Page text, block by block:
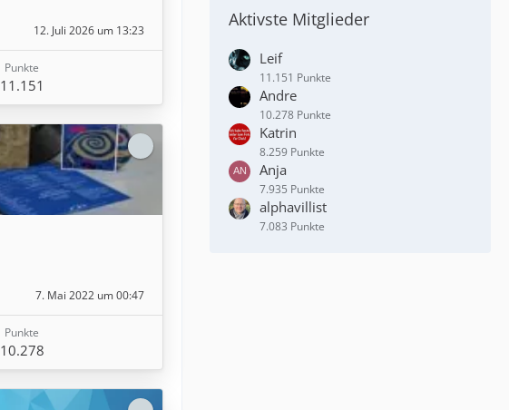
12. Juli 2026 um 13:23
Punkte
11.151
7. Mai 2022 um 00:47
Punkte
10.278
Aktivste Mitglieder
Leif
11.151 Punkte
Andre
10.278 Punkte
Katrin
8.259 Punkte
Anja
7.935 Punkte
alphavillist
7.083 Punkte